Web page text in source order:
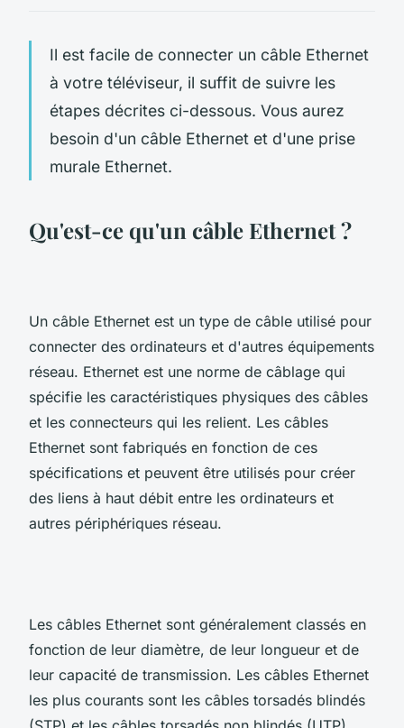
Il est facile de connecter un câble Ethernet
à votre téléviseur, il suffit de suivre les
étapes décrites ci-dessous. Vous aurez
besoin d'un câble Ethernet et d'une prise
murale Ethernet.
Qu'est-ce qu'un câble Ethernet ?
Un câble Ethernet est un type de câble utilisé pour
connecter des ordinateurs et d'autres équipements
réseau. Ethernet est une norme de câblage qui
spécifie les caractéristiques physiques des câbles
et les connecteurs qui les relient. Les câbles
Ethernet sont fabriqués en fonction de ces
spécifications et peuvent être utilisés pour créer
des liens à haut débit entre les ordinateurs et
autres périphériques réseau.
Les câbles Ethernet sont généralement classés en
fonction de leur diamètre, de leur longueur et de
leur capacité de transmission. Les câbles Ethernet
les plus courants sont les câbles torsadés blindés